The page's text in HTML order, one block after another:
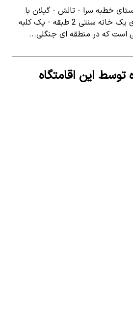
خطبه سرا - تالش - گیلان با
متراژ کل 6000 متر دارای یک خانه سنتی 2 طبقه - یک کلبه
است که در منطقه ای جنگلی...
توسط این اقامتگاه